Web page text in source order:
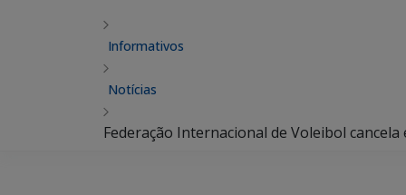
Informativos
Notícias
Federação Internacional de Voleibol cancela